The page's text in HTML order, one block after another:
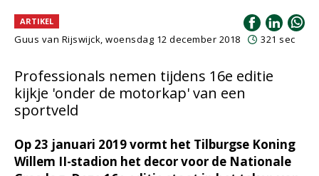
ARTIKEL
Guus van Rijswijck, woensdag 12 december 2018 321 sec
Professionals nemen tijdens 16e editie
kijkje 'onder de motorkap' van een
sportveld
Op 23 januari 2019 vormt het Tilburgse Koning
Willem II-stadion het decor voor de Nationale